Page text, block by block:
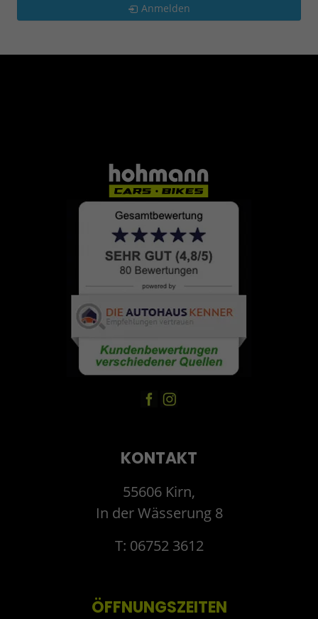
Anmelden
KONTAKT
55606 Kirn,
In der Wässerung 8
T: 06752 3612
ÖFFNUNGSZEITEN